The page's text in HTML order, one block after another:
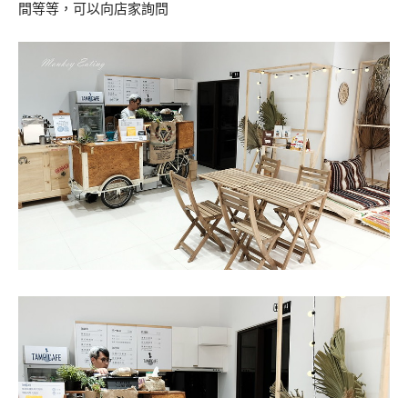
間等等，可以向店家詢問